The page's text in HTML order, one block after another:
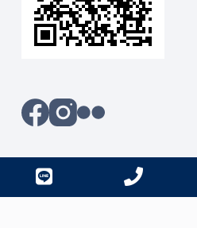
版權 ©2026 - 小山攝影本舖 all